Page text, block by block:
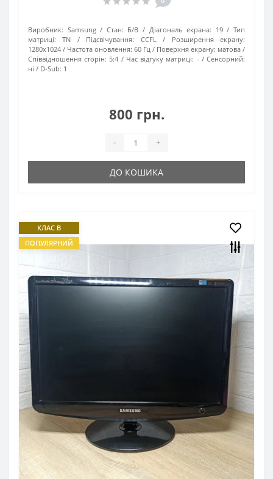
Виробник: Samsung Стан: Б/В Діагональ екрана: 19
Тип
матриці:
TN Підсвічування: CCFL
Розширення екрану:
1280х1024
Частота оновлення: 60 Гц Поверхня екрану: матова
Співвідношення сторін: 5:4 Час відгуку матриці: -
Сенсорний:
ні
D-Sub: 1
800 грн.
- +
ДО КОШИКА
КЛАС B
ПОПУЛЯРНИЙ